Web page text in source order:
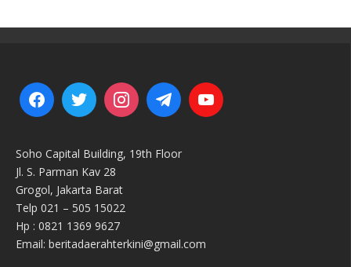
Soho Capital Building, 19th Floor
Jl. S. Parman Kav 28
Grogol, Jakarta Barat
Telp 021 – 505 15022
Hp : 0821 1369 9627
Email: beritadaerahterkini@gmail.com